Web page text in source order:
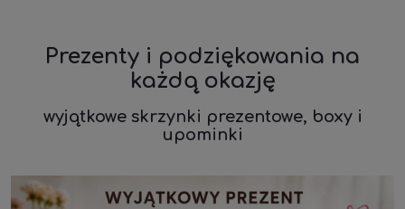
Prezenty i podziękowania na
każdą okazję
wyjątkowe skrzynki prezentowe, boxy i
upominki